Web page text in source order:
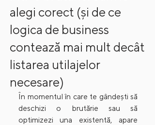
alegi corect (și de ce
logica de business
contează mai mult decât
listarea utilajelor
necesare)
În momentul în care te gândești să
deschizi o brutărie sau să
optimizezi una existentă, apare